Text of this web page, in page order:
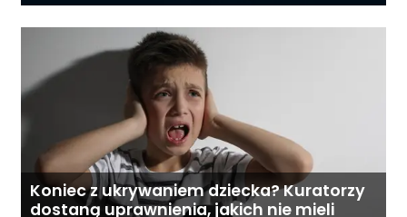
Koniec z ukrywaniem dziecka? Kuratorzy
dostaną uprawnienia, jakich nie mieli